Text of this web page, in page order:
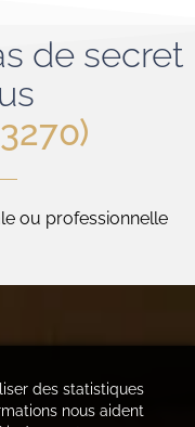
de secret
ou professionnelle
des statistiques
nous aident